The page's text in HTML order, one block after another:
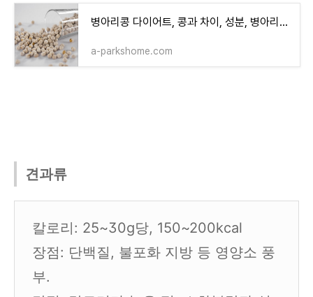
병아리콩 다이어트, 콩과 차이, 성분, 병아리콩 요리
a-parkshome.com
견과류
칼로리: 25~30g당, 150~200kcal
장점: 단백질, 불포화 지방 등 영양소 풍
부.